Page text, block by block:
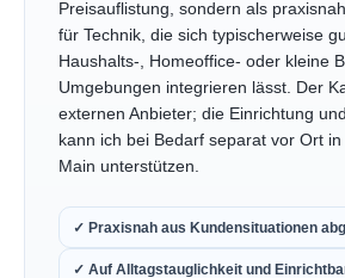
Preisauflistung, sondern als
für Technik, die sich typischerweise
Haushalts-, Homeoffice- oder kleine
Umgebungen integrieren lässt. Der
externen Anbieter; die Einrichtung
kann ich bei Bedarf separat vor Ort
Main unterstützen.
✓ Praxisnah aus Kundensituationen
✓ Auf Alltagstauglichkeit und